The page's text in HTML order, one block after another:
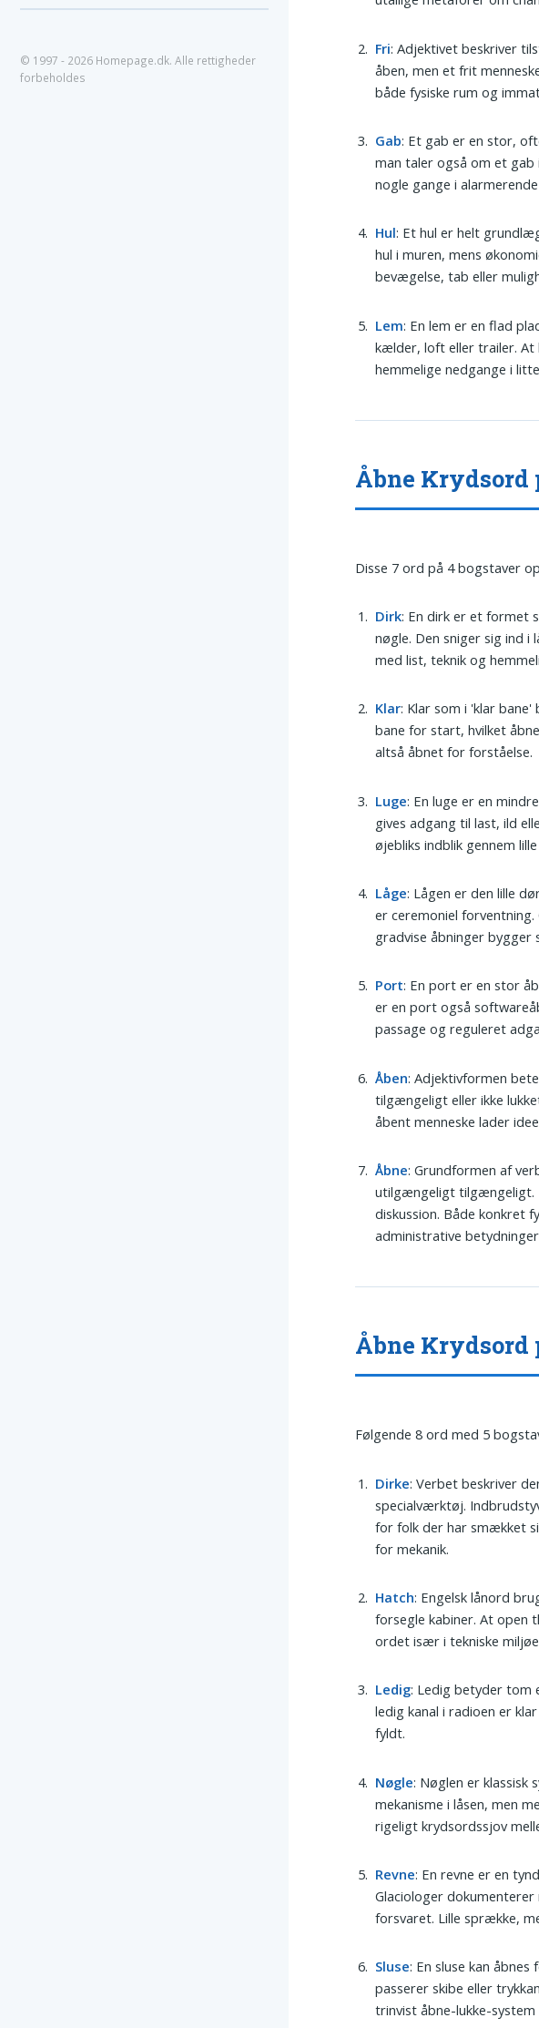
Fri: Adjektivet beskriver
åben, men et frit
både fysiske rum og
Gab: Et gab er en stor,
man taler også om et
nogle gange i
Hul: Et hul er helt
hul i muren, mens
bevægelse, tab eller
Lem: En lem er en flad
kælder, loft eller trailer. At
hemmelige nedgange i
Åbne Krydsord
Disse 7 ord på 4 bogstaver
Dirk: En dirk er et formet
nøgle. Den sniger sig ind i
med list, teknik og
Klar: Klar som i 'klar
bane for start, hvilket
altså åbnet for forståelse.
Luge: En luge er en
gives adgang til last, ild
øjebliks indblik gennem
Låge: Lågen er den lille
er ceremoniel
gradvise åbninger bygger
Port: En port er en stor
er en port også
passage og reguleret
Åben: Adjektivformen
tilgængeligt eller ikke
åbent menneske lader
Åbne: Grundformen af
utilgængeligt tilgængeligt.
diskussion. Både konkret
administrative
Åbne Krydsord
Følgende 8 ord med 5
Dirke: Verbet beskriver
specialværktøj.
for folk der har smækket
for mekanik.
Hatch: Engelsk lånord
forsegle kabiner. At open
ordet især i tekniske
Ledig: Ledig betyder tom
ledig kanal i radioen er
fyldt.
Nøgle: Nøglen er klassisk
mekanisme i låsen, men
rigeligt krydsordssjov
Revne: En revne er en
Glaciologer
forsvaret. Lille sprække,
Sluse: En sluse kan
passerer skibe eller
trinvist åbne-lukke-
© 1997 - 2026 Homepage.dk. Alle rettigheder
forbeholdes